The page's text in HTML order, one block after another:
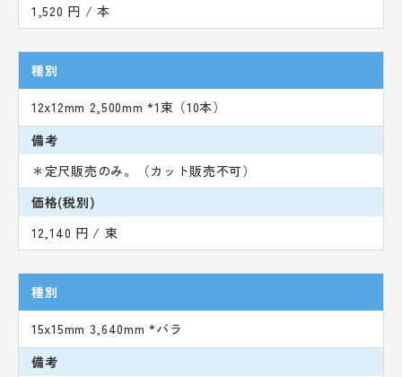
1,520 円 / 本
種別
12x12mm 2,500mm *1束（10本）
備考
＊定尺販売のみ。（カット販売不可）
価格(税別)
12,140 円 / 束
種別
15x15mm 3,640mm *バラ
備考